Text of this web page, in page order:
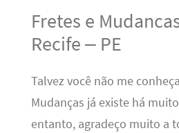
Fretes e
Recife – PE
Talvez você não me
Mudanças já existe há
entanto, agradeço muito a